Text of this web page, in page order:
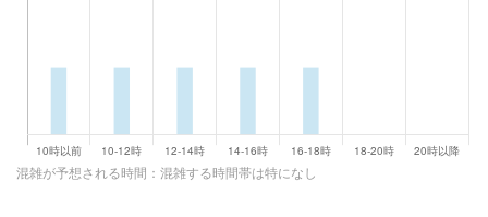
混雑が予想される時間：混雑する時間帯は特になし